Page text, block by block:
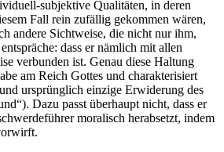
subjektive Qualitäten, in deren
Fall rein zufällig gekommen wären,
andere Sichtweise, die nicht nur ihm,
dass er nämlich mit allen
verbunden ist. Genau diese Haltung
am Reich Gottes und charakterisiert
ursprünglich einzige Erwiderung des
Dazu passt überhaupt nicht, dass er
moralisch herabsetzt, indem